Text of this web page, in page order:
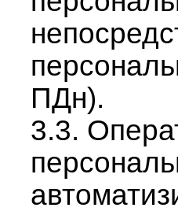
ПДн).
3.3.